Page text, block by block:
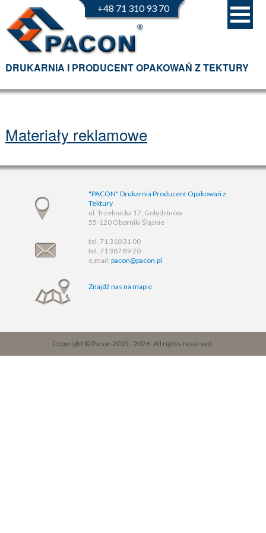
+48 71 310 93 70
DRUKARNIA I PRODUCENT OPAKOWAŃ Z TEKTURY
Materiały reklamowe
"PACON" Drukarnia Producent Opakowań z
Tektury
ul. Trzebnicka 17, Golędzinów
55-120 Oborniki Śląskie
tel. 71 310 31 00
tel. 71 387 89 20
e.mail: pacon@pacon.pl
Znajdź nas na mapie
Copyright © Pacon 2015 - 2026. All rights reserved.